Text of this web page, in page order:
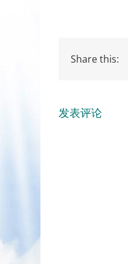
Share this:
发表评论